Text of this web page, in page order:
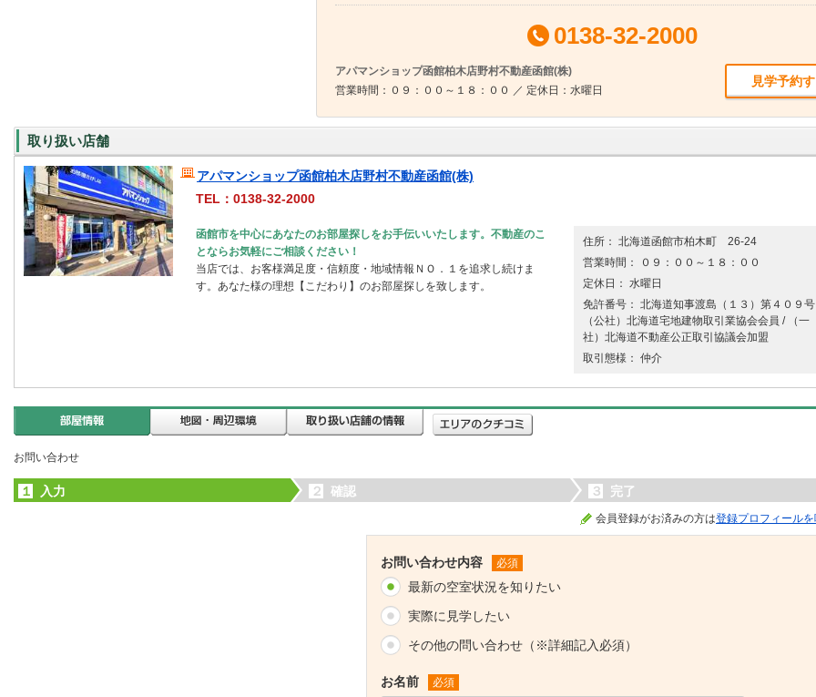
0138-32-2000
アパマンショップ函館柏木店野村不動産函館(株)
営業時間：０９：００～１８：００ ／ 定休日：水曜日
見学予約
取り扱い店舗
アパマンショップ函館柏木店野村不動産函館(株)
TEL：0138-32-2000
函館市を中心にあなたのお部屋探しをお手伝いいたします。不動産のこ
とならお気軽にご相談ください！
当店では、お客様満足度・信頼度・地域情報ＮＯ．１を追求し続けま
す。あなた様の理想【こだわり】のお部屋探しを致します。
住所： 北海道函館市柏木町 26-24
営業時間： ０９：００～１８：００
定休日： 水曜日
免許番号： 北海道知事渡島（１３）第４０９
（公社）北海道宅地建物取引業協会会員 / （一
社）北海道不動産公正取引協議会加盟
取引態様： 仲介
お問い合わせ
１ 入力 ２ 確認 ３ 完了
会員登録がお済みの方は登録プロフィールを
お問い合わせ内容 必須
最新の空室状況を知りたい
実際に見学したい
その他の問い合わせ（※詳細記入必須）
お名前 必須